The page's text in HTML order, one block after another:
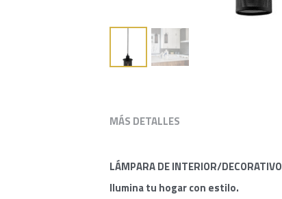
MÁS DETALLES
LÁMPARA DE INTERIOR/DECORATIVO
Ilumina tu hogar con estilo.